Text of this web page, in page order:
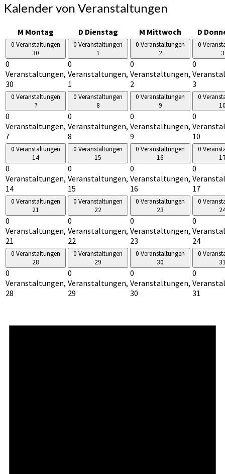
Kalender von Veranstaltungen
M Montag D Dienstag M Mittwoch D
0 Veranstaltungen
30
0
Veranstaltungen,
30
0 Veranstaltungen
1
0
Veranstaltungen,
1
0 Veranstaltungen
2
0
Veranstaltungen,
2
0
3
0
3
0 Veranstaltungen
7
0
Veranstaltungen,
7
0 Veranstaltungen
8
0
Veranstaltungen,
8
0 Veranstaltungen
9
0
Veranstaltungen,
9
0
0
10
0 Veranstaltungen
14
0
Veranstaltungen,
14
0 Veranstaltungen
15
0
Veranstaltungen,
15
0 Veranstaltungen
16
0
Veranstaltungen,
16
0
0
17
0 Veranstaltungen
21
0
Veranstaltungen,
21
0 Veranstaltungen
22
0
Veranstaltungen,
22
0 Veranstaltungen
23
0
Veranstaltungen,
23
0
0
24
0 Veranstaltungen
28
0
Veranstaltungen,
28
0 Veranstaltungen
29
0
Veranstaltungen,
29
0 Veranstaltungen
30
0
Veranstaltungen,
30
0
0
31